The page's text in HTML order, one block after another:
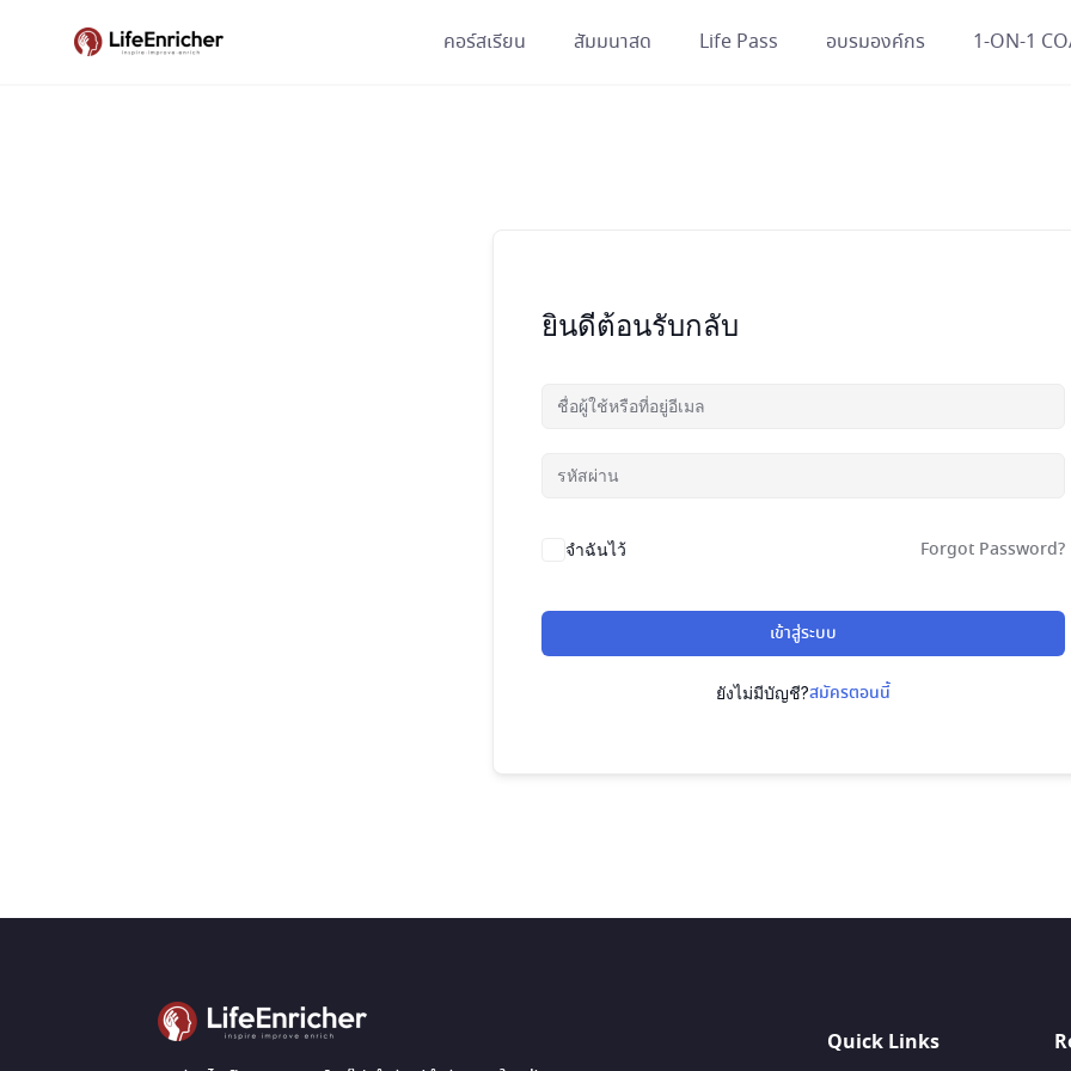
คอร์สเรียน สัมมนาสด Life Pass อบรมองค์กร 1-ON-1
ยินดีต้อนรับกลับ
จำฉันไว้ Forgot Password?
เข้าสู่ระบบ
ยังไม่มีบัญชี?สมัครตอนนี้
Quick Links